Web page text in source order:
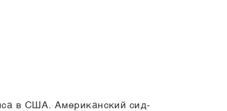
в США. Американский сид-